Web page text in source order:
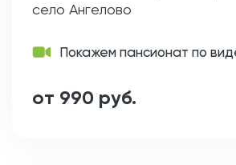
село Ангелово
Покажем пансионат по
от 990 руб.